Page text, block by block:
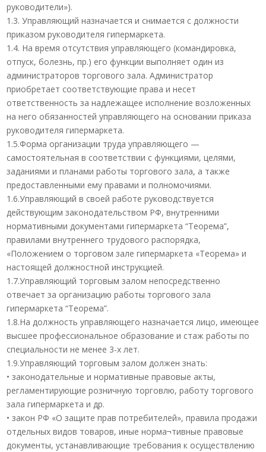
руководители»).
1.3. Управляющий назначается и снимается с должности
приказом руководителя гипермаркета.
1.4. На время отсутствия управляющего (командировка,
отпуск, болезнь, пр.) его функции выполняет один из
администраторов торгового зала. Администратор
приобретает соответствующие права и несет
ответственность за надлежащее исполнение возложенных
на него обязанностей управляющего на основании приказа
руководителя гипермаркета.
1.5.Форма организации труда управляющего —
самостоятельная в соответствии с функциями, целями,
заданиями и планами работы торгового зала, а также
предоставленными ему правами и полномочиями.
1.6.Управляющий в своей работе руководствуется
действующим законодательством РФ, внутренними
нормативными документами гипермаркета “Теорема”,
правилами внутреннего трудового распорядка,
«Положением о торговом зале гипермаркета «Теорема» и
настоящей должностной инструкцией.
1.7.Управляющий торговым залом непосредственно
отвечает за организацию работы торгового зала
гипермаркета “Теорема”.
1.8.На должность управляющего назначается лицо, имеющее
высшее профессиональное образование и стаж работы по
специальности не менее 3-х лет.
1.9.Управляющий торговым залом должен знать:
• законодательные и нормативные правовые акты,
регламентирующие розничную торговлю, работу торгового
зала гипермаркета и др.
• закон РФ «О защите прав потребителей», правила продажи
отдельных видов товаров, иные норма¬тивные правовые
документы, устанавливающие требования к осуществлению